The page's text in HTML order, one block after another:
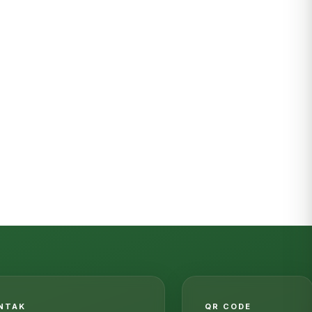
QR CODE